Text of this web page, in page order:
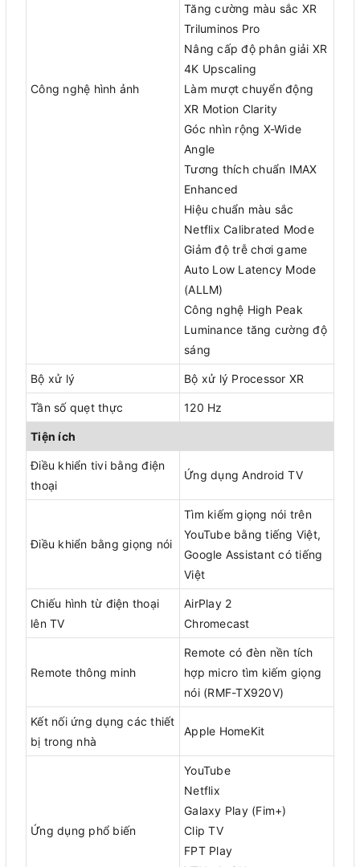
Công nghệ hình ảnh
Tăng cường màu sắc XR
Triluminos Pro
Nâng cấp độ phân giải XR
4K Upscaling
Làm mượt chuyển động
XR Motion Clarity
Góc nhìn rộng X-Wide
Angle
Tương thích chuẩn IMAX
Enhanced
Hiệu chuẩn màu sắc
Netflix Calibrated Mode
Giảm độ trễ chơi game
Auto Low Latency Mode
(ALLM)
Công nghệ High Peak
Luminance tăng cường độ
sáng
Bộ xử lý Bộ xử lý Processor XR
Tần số quẹt thực 120 Hz
Tiện ích
Điều khiển tivi bằng điện
thoại
Ứng dụng Android TV
Điều khiển bằng giọng nói
Tìm kiếm giọng nói trên
YouTube bằng tiếng Việt,
Google Assistant có tiếng
Việt
Chiếu hình từ điện thoại
lên TV
AirPlay 2
Chromecast
Remote thông minh
Remote có đèn nền tích
hợp micro tìm kiếm giọng
nói (RMF-TX920V)
Kết nối ứng dụng các thiết
bị trong nhà
Apple HomeKit
Ứng dụng phổ biến
YouTube
Netflix
Galaxy Play (Fim+)
Clip TV
FPT Play